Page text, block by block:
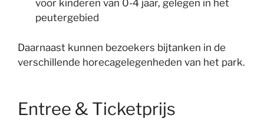
voor kinderen van 0-4 jaar, gelegen in het
peutergebied
Daarnaast kunnen bezoekers bijtanken in de
verschillende horecagelegenheden van het park.
Entree & Ticketprijs